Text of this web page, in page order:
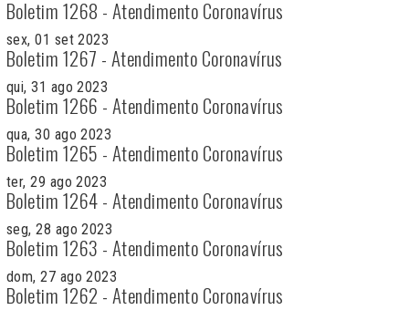
Boletim 1268 - Atendimento Coronavírus
sex, 01 set 2023
Boletim 1267 - Atendimento Coronavírus
qui, 31 ago 2023
Boletim 1266 - Atendimento Coronavírus
qua, 30 ago 2023
Boletim 1265 - Atendimento Coronavírus
ter, 29 ago 2023
Boletim 1264 - Atendimento Coronavírus
seg, 28 ago 2023
Boletim 1263 - Atendimento Coronavírus
dom, 27 ago 2023
Boletim 1262 - Atendimento Coronavírus